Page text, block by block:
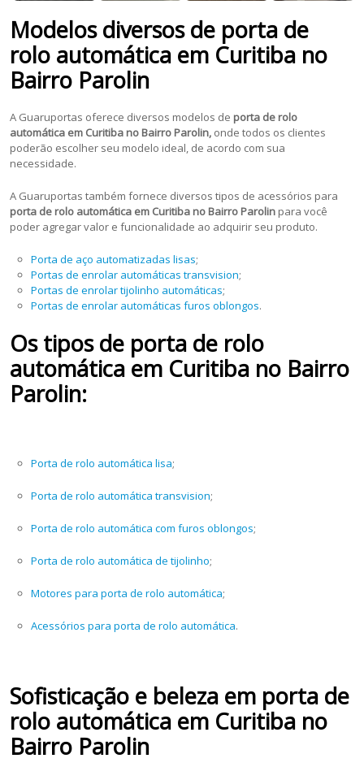
Modelos diversos de porta de
rolo automática em Curitiba no
Bairro Parolin
A Guaruportas oferece diversos modelos de porta de rolo
automática em Curitiba no Bairro Parolin, onde todos os clientes
poderão escolher seu modelo ideal, de acordo com sua
necessidade.
A Guaruportas também fornece diversos tipos de acessórios para
porta de rolo automática em Curitiba no Bairro Parolin para você
poder agregar valor e funcionalidade ao adquirir seu produto.
Porta de aço automatizadas lisas;
Portas de enrolar automáticas transvision;
Portas de enrolar tijolinho automáticas;
Portas de enrolar automáticas furos oblongos.
Os tipos de porta de rolo
automática em Curitiba no Bairro
Parolin:
Porta de rolo automática lisa;
Porta de rolo automática transvision;
Porta de rolo automática com furos oblongos;
Porta de rolo automática de tijolinho;
Motores para porta de rolo automática;
Acessórios para porta de rolo automática.
Sofisticação e beleza em porta de
rolo automática em Curitiba no
Bairro Parolin